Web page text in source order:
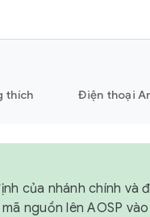
thích Điện thoại
của nhánh chính và
nguồn lên AOSP